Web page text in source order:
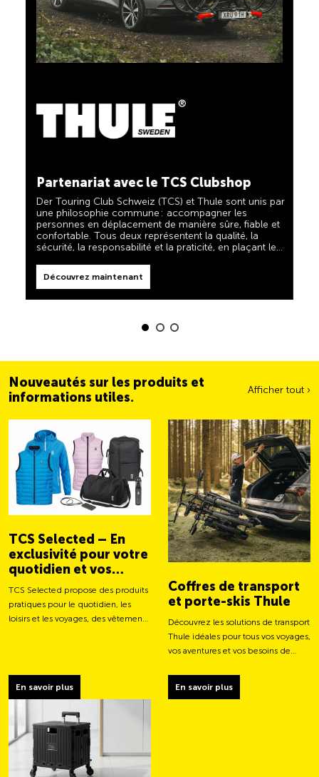
une philosophie commune : accompagner les
personnes en déplacement de manière sûre, fiable et
sécurité, la responsabilité et la praticité, en plaçant les
besoins des voyageurs et des familles actives au
centre de leurs priorités.
Découvrez maintenant
5 % de cashback
TCS, et recevez automatiquement 5 % de cashback.
La TCS Member Mastercard est à la fois carte de
membre, carte de paiement et carte d’épargne, et
reste gratuite à vie pour les membres du TCS.
à mes côtés » et vous être d'une aide fiable et utile
lorsque vous êtes en déplacement. Vous reconnaîtrez
label « Always by my side ».
Découvrez maintenant
Nouveautés sur les produits et
informations utiles.
Afficher tout ›
TCS Selected – En
exclusivité pour votre
quotidien et vos
aventures
TCS Selected propose des produits
pratiques pour le quotidien, les
loisirs et les voyages, des vêtements
En savoir plus
Coffres de transport
et porte-skis Thule
Découvrez les solutions de transport
Thule idéales pour tous vos voyages,
vos aventures et vos besoins de
En savoir plus